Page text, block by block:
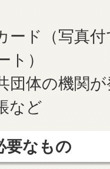
ード（写真
）
団体の機関
など
要なもの